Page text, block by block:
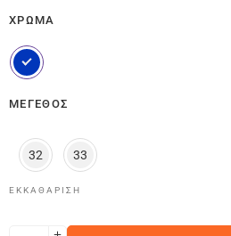
ΧΡΏΜΑ
ΜΈΓΕΘΟΣ
32 33
ΕΚΚΑΘΆΡΙΣΗ